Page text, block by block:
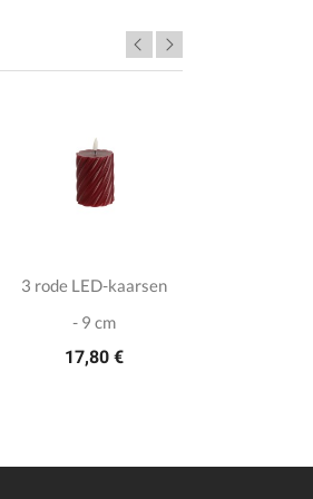
3 rode LED-kaarsen
- 9 cm
17,80 €